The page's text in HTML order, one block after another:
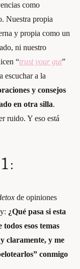
como
Nuestra propia
y propia como un
ni nuestro
“trust your gut”
escuchar a la
y consejos
en otra silla.
ruido. Y eso está
de opiniones
¿Qué pasa si esta
esos temas
claramente, y me
conmigo